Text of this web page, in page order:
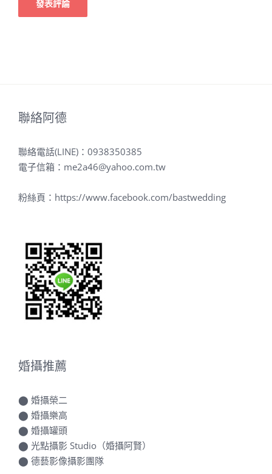
電子信箱：me2a46@yahoo.com.tw
⬤ 婚攝樂高
⬤ 婚攝罐頭
⬤ 光點攝影 Studio（婚攝阿賢）
⬤ 德藝影像攝影團隊